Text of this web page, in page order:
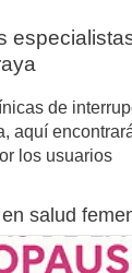
de
aquí
los usuarios
salud